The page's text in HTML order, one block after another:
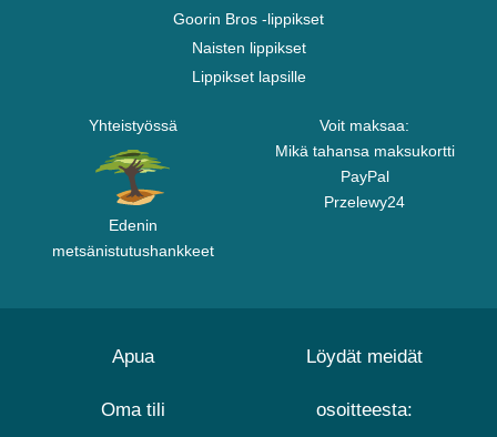
Goorin Bros -lippikset
Naisten lippikset
Lippikset lapsille
Yhteistyössä
Edenin
metsänistutushankkeet
Voit maksaa:
Mikä tahansa maksukortti
PayPal
Przelewy24
Apua
Oma tili
Löydät meidät
osoitteesta: